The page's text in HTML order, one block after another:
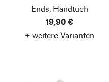
Ends, Handtuch
19,90 €
+ weitere Varianten